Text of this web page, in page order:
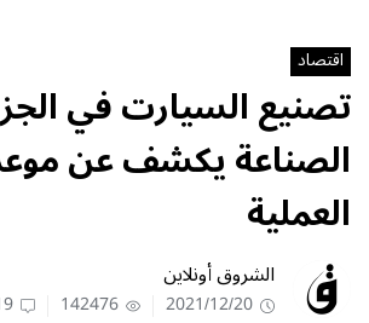
اقتصاد
تصنيع السيارت في
الصناعة يكشف عن
العملية
الشروق أونلاين
2021/12/20
142476